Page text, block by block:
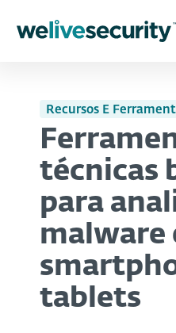
Recursos E
técnicas
para
malware
tablets